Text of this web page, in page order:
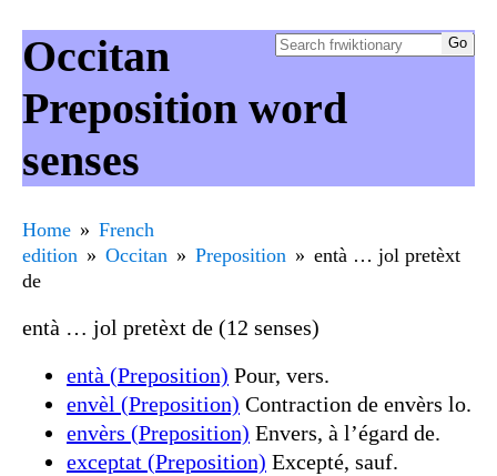
Occitan
Preposition word
senses
Home
French
edition
Occitan Preposition
entà … jol pretèxt
de
entà … jol pretèxt de (12 senses)
entà (Preposition) Pour, vers.
envèl (Preposition) Contraction de envèrs lo.
envèrs (Preposition) Envers, à l’égard de.
exceptat (Preposition) Excepté, sauf.